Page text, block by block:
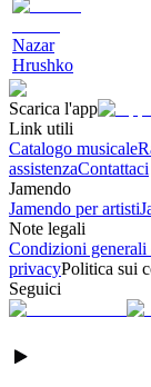
Nazar
Hrushko
Scarica l'app
Link utili
Catalogo musicale
assistenzaContattaci
Jamendo
Jamendo per artisti
Note legali
Condizioni generali
privacyPolitica sui
Seguici